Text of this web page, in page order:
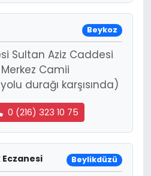
Beykoz
Sultan Aziz Caddesi
Camii
durağı karşısında)
0 (216) 323 10 75
Beylikdüzü